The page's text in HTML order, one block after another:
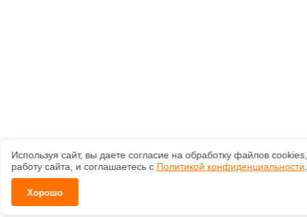
Используя сайт, вы даете согласие на обработку файлов
работу сайта, и соглашаетесь с Политикой конфиденциальности.
Хорошо